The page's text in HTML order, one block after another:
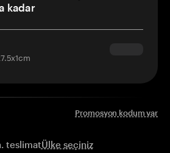
kadar
Promosyon kodum var
teslimatÜlke seçiniz